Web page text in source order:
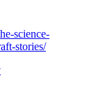
science-
stories/